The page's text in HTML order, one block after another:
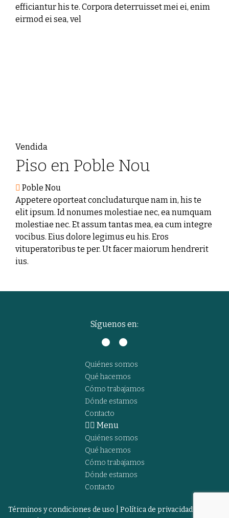
efficiantur his te. Corpora deterruisset mei ei, enim
eirmod ei sea, vel
Vendida
Piso en Poble Nou
Poble Nou
Appetere oporteat concludaturque nam in, his te
elit ipsum. Id nonumes molestiae nec, ea numquam
molestiae nec. Et assum tantas mea, ea cum integre
vocibus. Eius dolore legimus eu his. Eros
vituperatoribus te per. Ut facer maiorum hendrerit
ius.
Síguenos en:
Quiénes somos
Qué hacemos
Cómo trabajamos
Dónde estamos
Contacto
Menu
Quiénes somos
Qué hacemos
Cómo trabajamos
Dónde estamos
Contacto
Términos y condiciones de uso
Política de privacidad y